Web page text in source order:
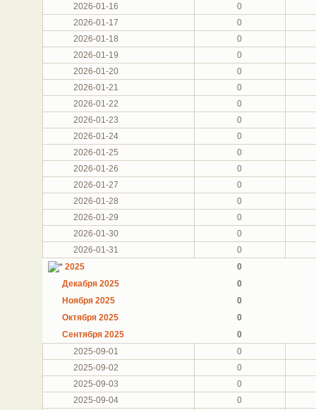
2026-01-16
0
2026-01-17
0
2026-01-18
0
2026-01-19
0
2026-01-20
0
2026-01-21
0
2026-01-22
0
2026-01-23
0
2026-01-24
0
2026-01-25
0
2026-01-26
0
2026-01-27
0
2026-01-28
0
2026-01-29
0
2026-01-30
0
2026-01-31
0
2025
0
Декабря 2025
0
Ноября 2025
0
Октября 2025
0
Сентября 2025
0
2025-09-01
0
2025-09-02
0
2025-09-03
0
2025-09-04
0